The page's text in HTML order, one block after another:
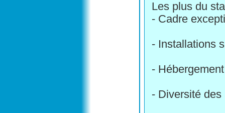
Les plus du
- Cadre
- Installations
-
- Diversité